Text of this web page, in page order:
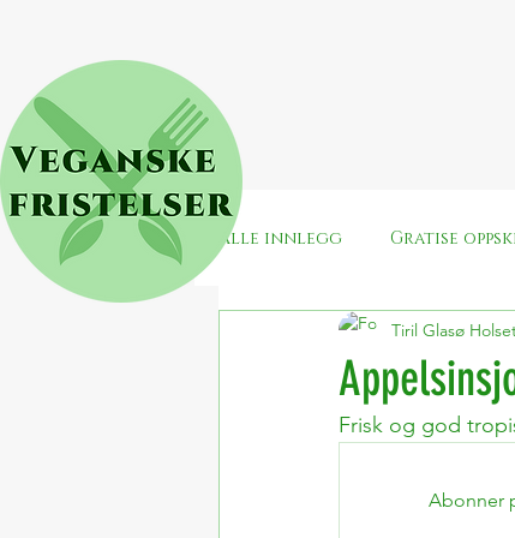
Alle innlegg Gratise
Jul
Enkle veganske middager
Tiril Glasø
Frisk og god
Abonner